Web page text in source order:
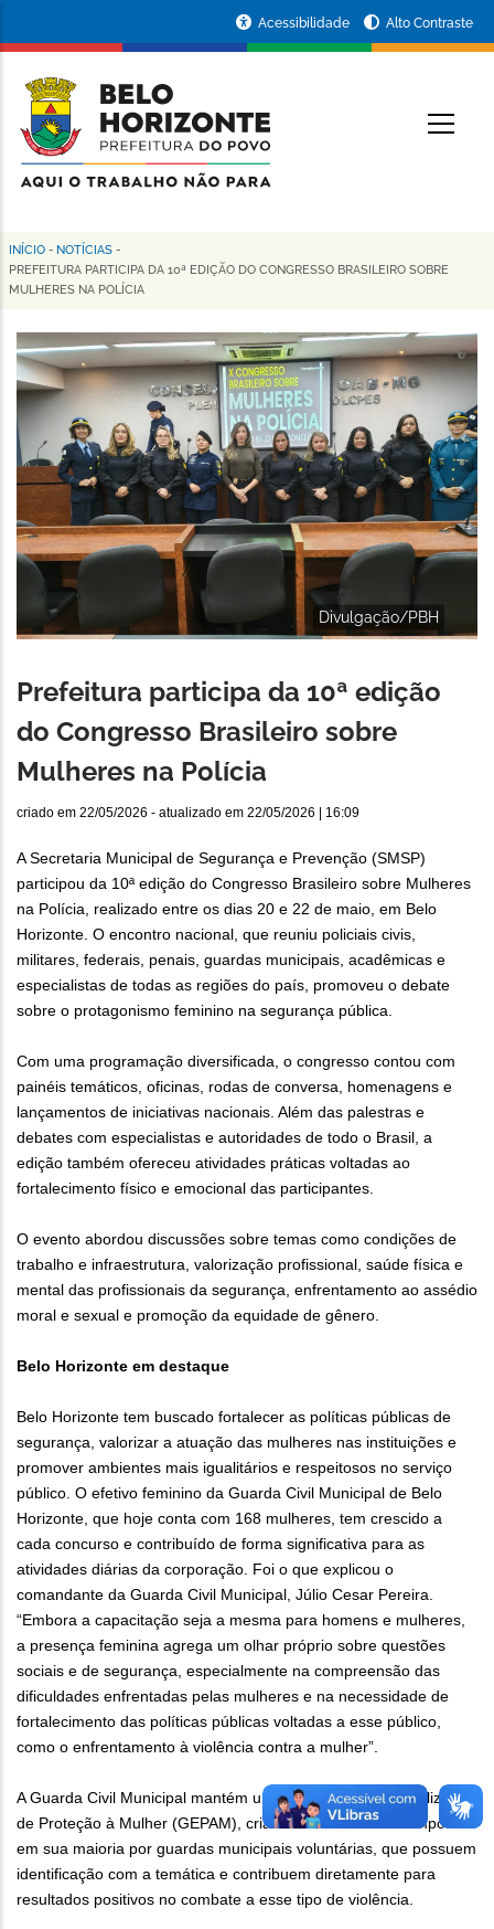
conteúdo
principal
da
Prefeitura
de
Horizonte
Acessibilidade Alto Contraste
Trilha
de
navegação
INÍCIO - NOTÍCIAS -
PREFEITURA PARTICIPA DA 10ª EDIÇÃO DO CONGRESSO BRASILEIRO SOBRE
MULHERES NA POLÍCIA
Divulgação/PBH
Prefeitura participa da 10ª edição
do Congresso Brasileiro sobre
Mulheres na Polícia
criado em 22/05/2026 - atualizado em 22/05/2026 | 16:09
A Secretaria Municipal de Segurança e Prevenção (SMSP)
participou da 10ª edição do Congresso Brasileiro sobre Mulheres
na Polícia, realizado entre os dias 20 e 22 de maio, em Belo
Horizonte. O encontro nacional, que reuniu policiais civis,
militares, federais, penais, guardas municipais, acadêmicas e
especialistas de todas as regiões do país, promoveu o debate
sobre o protagonismo feminino na segurança pública.
Com uma programação diversificada, o congresso contou com
painéis temáticos, oficinas, rodas de conversa, homenagens e
lançamentos de iniciativas nacionais. Além das palestras e
debates com especialistas e autoridades de todo o Brasil, a
edição também ofereceu atividades práticas voltadas ao
fortalecimento físico e emocional das participantes.
O evento abordou discussões sobre temas como condições de
trabalho e infraestrutura, valorização profissional, saúde física e
mental das profissionais da segurança, enfrentamento ao assédio
moral e sexual e promoção da equidade de gênero.
Belo Horizonte em destaque
Belo Horizonte tem buscado fortalecer as políticas públicas de
segurança, valorizar a atuação das mulheres nas instituições e
promover ambientes mais igualitários e respeitosos no serviço
público. O efetivo feminino da Guarda Civil Municipal de Belo
Horizonte, que hoje conta com 168 mulheres, tem crescido a
cada concurso e contribuído de forma significativa para as
atividades diárias da corporação. Foi o que explicou o
comandante da Guarda Civil Municipal, Júlio Cesar Pereira.
“Embora a capacitação seja a mesma para homens e mulheres,
a presença feminina agrega um olhar próprio sobre questões
sociais e de segurança, especialmente na compreensão das
dificuldades enfrentadas pelas mulheres e na necessidade de
fortalecimento das políticas públicas voltadas a esse público,
como o enfrentamento à violência contra a mulher”.
A Guarda Civil Municipal mantém um Grupamento Especializado
de Proteção à Mulher (GEPAM), criado há três anos e composto
em sua maioria por guardas municipais voluntárias, que possuem
identificação com a temática e contribuem diretamente para
resultados positivos no combate a esse tipo de violência.